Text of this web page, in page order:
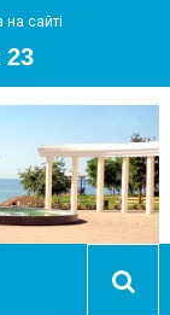
на сайті
23